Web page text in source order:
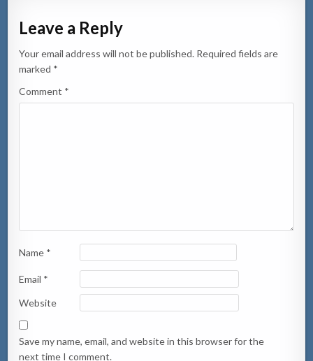
Leave a Reply
Your email address will not be published. Required fields are
marked *
Comment *
Name *
Email *
Website
Save my name, email, and website in this browser for the
next time I comment.